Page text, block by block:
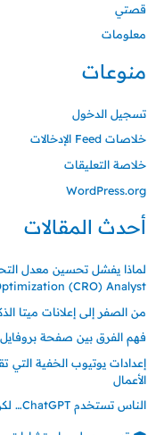
قصتي
معلومات
منوعات
تسجيل الدخول
خلاصات Feed الإدخالات
خلاصة التعليقات
WordPress.org
أحدث المقالات
(CRO) Analyst
من الصفر إلى إعلانات ميتا
فهم الفرق بين صفحة بروفايل
إعدادات يوتيوب الخفية التي
الأعمال
الناس تستخدم ChatGPT… لكن الفلوس الحقيقية في الـ API 🤯